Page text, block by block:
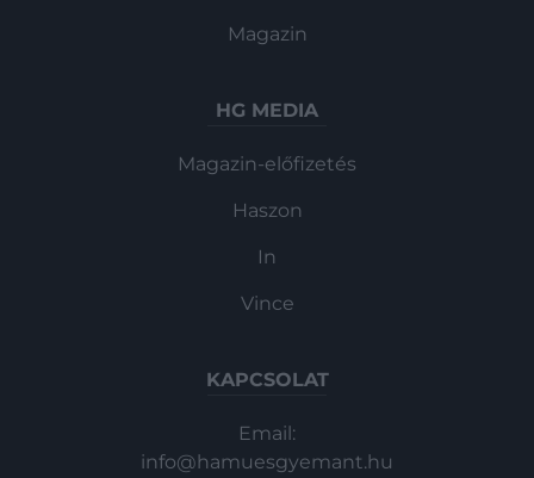
Magazin
HG MEDIA
Magazin-előfizetés
Haszon
In
Vince
KAPCSOLAT
Email:
info@hamuesgyemant.hu